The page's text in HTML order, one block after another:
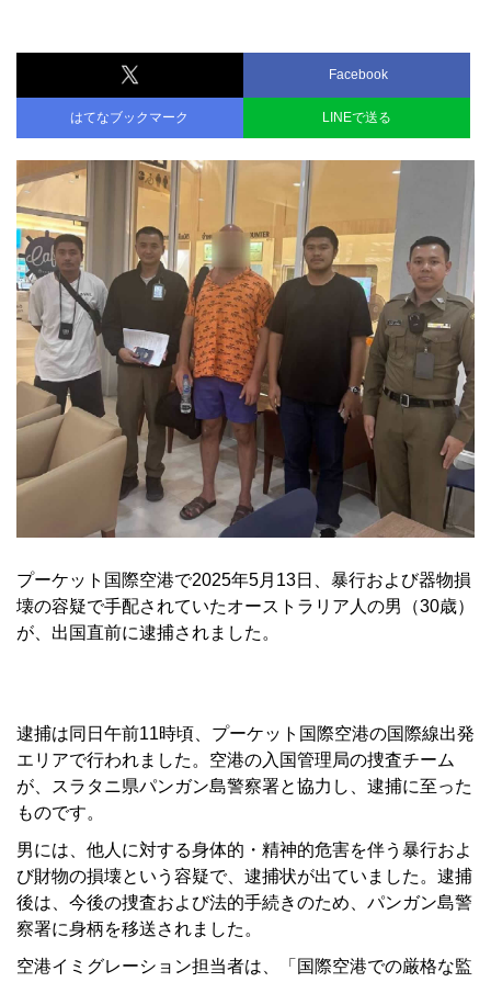
Facebook
はてなブックマーク LINEで送る
プーケット国際空港で2025年5月13日、暴行および器物損
壊の容疑で手配されていたオーストラリア人の男（30歳）
が、出国直前に逮捕されました。
逮捕は同日午前11時頃、プーケット国際空港の国際線出発
エリアで行われました。空港の入国管理局の捜査チーム
が、スラタニ県パンガン島警察署と協力し、逮捕に至った
ものです。
男には、他人に対する身体的・精神的危害を伴う暴行およ
び財物の損壊という容疑で、逮捕状が出ていました。逮捕
後は、今後の捜査および法的手続きのため、パンガン島警
察署に身柄を移送されました。
空港イミグレーション担当者は、「国際空港での厳格な監